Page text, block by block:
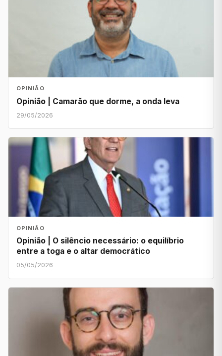
OPINIÃO
Opinião | Camarão que dorme, a onda leva
29/05/2026
OPINIÃO
Opinião | O silêncio necessário: o equilíbrio
entre a toga e o altar democrático
05/05/2026